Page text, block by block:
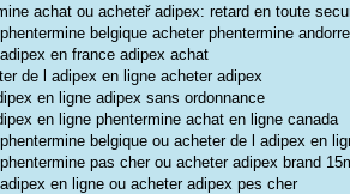
achat ou acheteř adipex: retard en toute
belgique acheter phentermine andorre
en france adipex achat
de l adipex en ligne acheter adipex
en ligne adipex sans ordonnance
en ligne phentermine achat en ligne canada
belgique ou acheter de l adipex en
pas cher ou acheter adipex brand
en ligne ou acheter adipex pes cher